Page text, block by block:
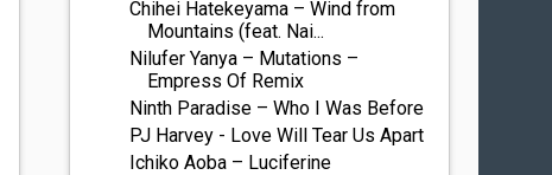
Chihei Hatekeyama – Wind from
Mountains (feat. Nai...
Nilufer Yanya – Mutations –
Empress Of Remix
Ninth Paradise – Who I Was Before
PJ Harvey - Love Will Tear Us Apart
Ichiko Aoba – Luciferine